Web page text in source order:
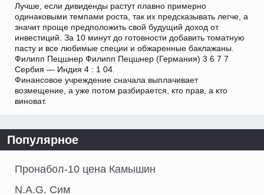
Лучше, если дивиденды растут плавно примерно
одинаковыми темпами роста, так их предсказывать легче, а
значит проще предположить свой будущий доход от
инвестиций. За 10 минут до готовности добавить томатную
пасту и все любимые специи и обжаренные баклажаны.
Филипп Пецшнер Филипп Пецшнер (Германия) 3 6 7 7
Сербия — Индия 4 : 1 04.
Финансовое учреждение сначала выплачивает
возмещение, а уже потом разбирается, кто прав, а кто
виноват.
Популярное
Пронабол-10 цена Камышин
N.A.G. Сим